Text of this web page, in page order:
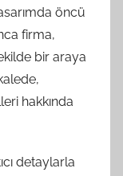
öncü
firma,
bir araya
hakkında
detaylarla